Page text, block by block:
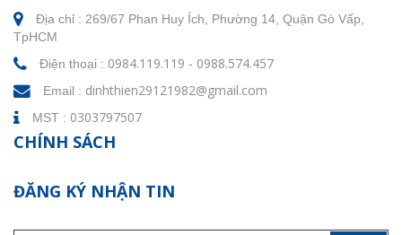
Địa chỉ : 269/67 Phan Huy Ích, Phường 14, Quận Gò Vấp,
TpHCM
Điện thoại : 0984.119.119 - 0988.574.457
Email : dinhthien29121982@gmail.com
MST : 0303797507
CHÍNH SÁCH
ĐĂNG KÝ NHẬN TIN